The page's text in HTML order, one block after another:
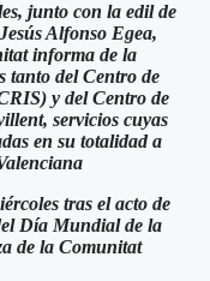
junto con la edil de
Alfonso Egea,
informa de la
tanto del Centro de
y del Centro de
servicios cuyas
en su totalidad a
tras el acto de
Día Mundial de la
de la Comunitat